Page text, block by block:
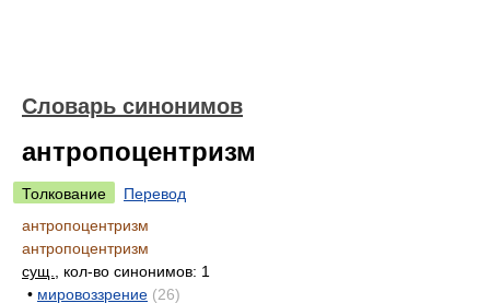
Словарь синонимов
антропоцентризм
Толкование
Перевод
антропоцентризм
антропоцентризм
сущ.
, кол-во синонимов: 1
• мировоззрение (26)